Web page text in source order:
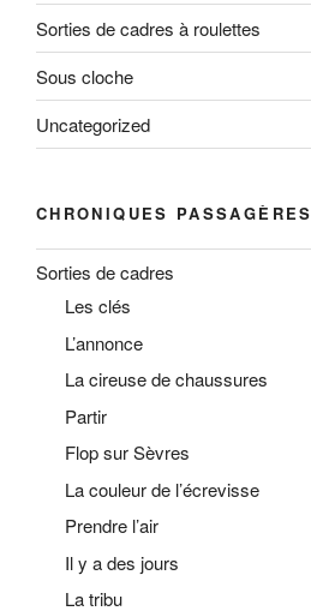
Sorties de cadres à roulettes
Sous cloche
Uncategorized
CHRONIQUES PASSAGÈRES
Sorties de cadres
Les clés
L’annonce
La cireuse de chaussures
Partir
Flop sur Sèvres
La couleur de l’écrevisse
Prendre l’air
Il y a des jours
La tribu